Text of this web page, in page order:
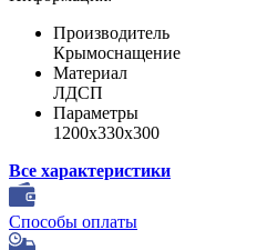
Производитель
Крымоснащение
Материал
ЛДСП
Параметры
1200х330х300
Все характеристики
Способы оплаты